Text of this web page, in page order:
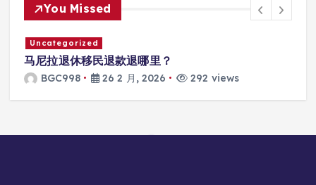
You Missed
Uncategorized
马尼拉退休移民退款退哪里？
BGC998 26 2 月, 2026 292 views